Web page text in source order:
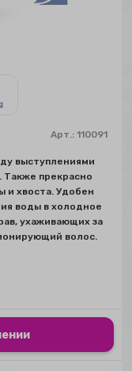
Арт.:110091
выступлениями
Также прекрасно
и хвоста. Удобен
воды в холодное
ухаживающих за
волос.